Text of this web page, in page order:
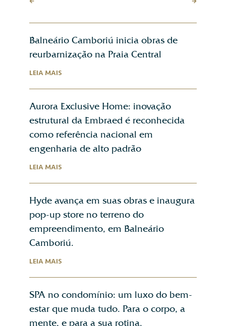
Balneário Camboriú inicia obras de
reurbarnização na Praia Central
LEIA MAIS
Aurora Exclusive Home: inovação
estrutural da Embraed é reconhecida
como referência nacional em
engenharia de alto padrão
LEIA MAIS
Hyde avança em suas obras e inaugura
pop-up store no terreno do
empreendimento, em Balneário
Camboriú.
LEIA MAIS
SPA no condomínio: um luxo do bem-
estar que muda tudo. Para o corpo, a
mente, e para a sua rotina.